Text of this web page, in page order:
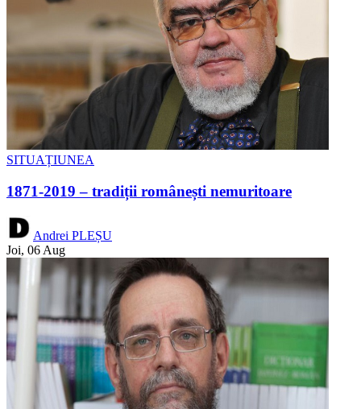
SITUAȚIUNEA
1871-2019 – tradiții românești nemuritoare
Andrei PLEȘU
Joi, 06 Aug